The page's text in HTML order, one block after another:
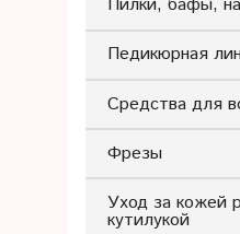
Пилки, бафы,
Педикюрная
Средства для
Фрезы
Уход за кожей
кутилукой